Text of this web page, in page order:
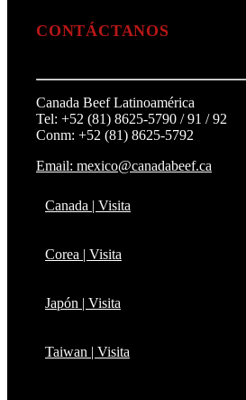
CONTÁCTANOS
Canada Beef Latinoamérica
Tel: +52 (81) 8625-5790 / 91 / 92
Conm: +52 (81) 8625-5792
Email: mexico@canadabeef.ca
Canada | Visita
Corea | Visita
Japón | Visita
Taiwan | Visita